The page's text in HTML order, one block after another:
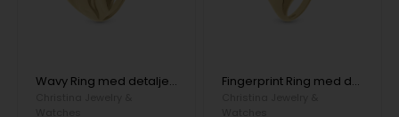
Wavy Ring med detaljeret bølje aftryk i 925 forgyldt sølv Fingerprint Ring med detaljeret finger aftryk i 925 forgyldt sølv